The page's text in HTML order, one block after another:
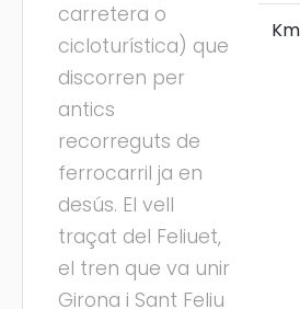
carretera o
cicloturística) que
discorren per
antics
recorreguts de
ferrocarril ja en
desús. El vell
traçat del Feliuet,
el tren que va unir
Girona i Sant Feliu